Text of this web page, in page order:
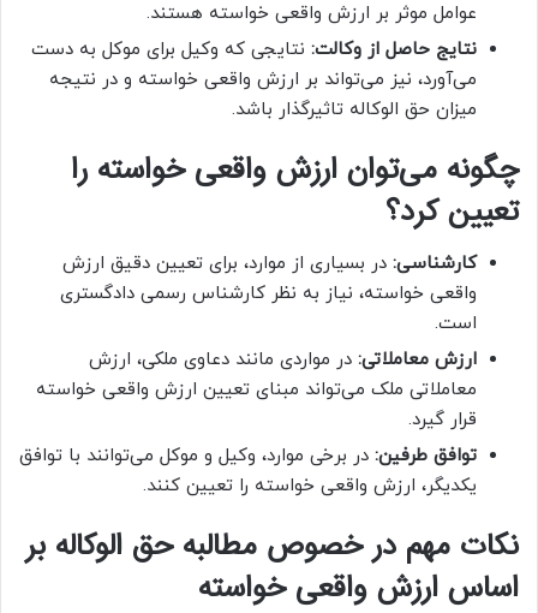
عوامل موثر بر ارزش واقعی خواسته هستند.
نتایج حاصل از وکالت: نتایجی که وکیل برای موکل به دست
می‌آورد، نیز می‌تواند بر ارزش واقعی خواسته و در نتیجه
میزان حق الوکاله تاثیرگذار باشد.
چگونه می‌توان ارزش واقعی خواسته را
تعیین کرد؟
کارشناسی: در بسیاری از موارد، برای تعیین دقیق ارزش
واقعی خواسته، نیاز به نظر کارشناس رسمی دادگستری
است.
ارزش معاملاتی: در مواردی مانند دعاوی ملکی، ارزش
معاملاتی ملک می‌تواند مبنای تعیین ارزش واقعی خواسته
قرار گیرد.
توافق طرفین: در برخی موارد، وکیل و موکل می‌توانند با توافق
یکدیگر، ارزش واقعی خواسته را تعیین کنند.
نکات مهم در خصوص مطالبه حق الوکاله بر
اساس ارزش واقعی خواسته